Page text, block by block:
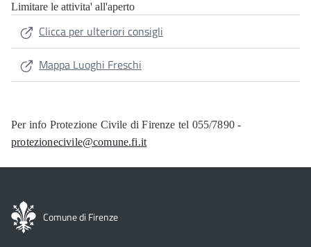
Limitare le attivita' all'aperto
Clicca per ulteriori consigli
Mappa Luoghi Freschi
Per info Protezione Civile di Firenze tel 055/7890 -
protezionecivile@comune.fi.it
Comune di Firenze